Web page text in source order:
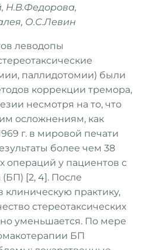
Н.В.Федорова,
О.С.Левин
леводопы
паллидотомии) были
коррекции тремора,
несмотря на то, что
осложнениям, как
г. в мировой печати
более чем 38
операций у пациентов с
[2, 4]. После
практику,
стереотаксических
уменьшается. По мере
БП